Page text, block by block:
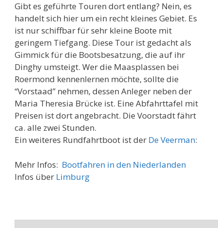
Gibt es geführte Touren dort entlang? Nein, es
handelt sich hier um ein recht kleines Gebiet. Es
ist nur schiffbar für sehr kleine Boote mit
geringem Tiefgang. Diese Tour ist gedacht als
Gimmick für die Bootsbesatzung, die auf ihr
Dinghy umsteigt. Wer die Maasplassen bei
Roermond kennenlernen möchte, sollte die
“Vorstaad” nehmen, dessen Anleger neben der
Maria Theresia Brücke ist. Eine Abfahrttafel mit
Preisen ist dort angebracht. Die Voorstadt fährt
ca. alle zwei Stunden.
Ein weiteres Rundfahrtboot ist der De Veerman:
Mehr Infos: Bootfahren in den Niederlanden
Infos über Limburg